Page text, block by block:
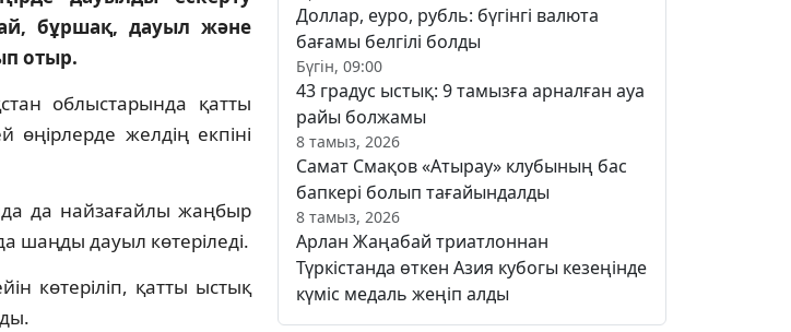
бұршақ, дауыл және
отыр.
облыстарында қатты
желдің екпіні
да найзағайлы жаңбыр
шаңды дауыл көтеріледі.
көтеріліп, қатты ыстық
Доллар, еуро, рубль: бүгінгі валюта
бағамы белгілі болды
Бүгін, 09:00
43 градус ыстық: 9 тамызға арналған ауа
райы болжамы
8 тамыз, 2026
Самат Смақов «Атырау» клубының бас
бапкері болып тағайындалды
8 тамыз, 2026
Арлан Жаңабай триатлоннан
Түркістанда өткен Азия кубогы кезеңінде
күміс медаль жеңіп алды